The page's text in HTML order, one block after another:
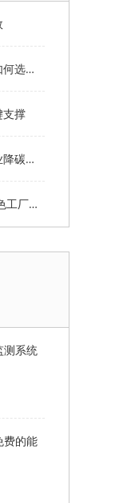
申报绿色工厂时，能碳管理平台应该如何选择才能拿满分？
支撑
节能宣传周来了，能碳管理系统帮企业降碳达标
建设能碳管理系统助力2026江苏省绿色工厂申报
测系统
费的能